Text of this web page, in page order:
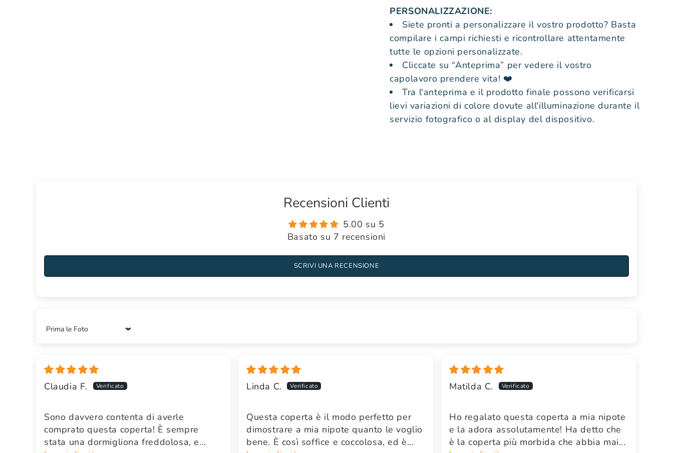
PERSONALIZZAZIONE:
Siete pronti a personalizzare il vostro prodotto? Basta
compilare i campi richiesti e ricontrollare attentamente
tutte le opzioni personalizzate.
Cliccate su “Anteprima” per vedere il vostro
capolavoro prendere vita! ❤️
Tra l'anteprima e il prodotto finale possono verificarsi
lievi variazioni di colore dovute all'illuminazione durante il
servizio fotografico o al display del dispositivo.
Recensioni Clienti
5.00 su 5
Basato su 7 recensioni
SCRIVI UNA RECENSIONE
Sort by
Claudia F.
Sono davvero contenta di averle
comprato questa coperta! È sempre
stata una dormigliona freddolosa, e...
Linda C.
Questa coperta è il modo perfetto per
dimostrare a mia nipote quanto le voglio
bene. È così soffice e coccolosa, ed è...
Matilda C.
Ho regalato questa coperta a mia nipote
e la adora assolutamente! Ha detto che
è la coperta più morbida che abbia mai...